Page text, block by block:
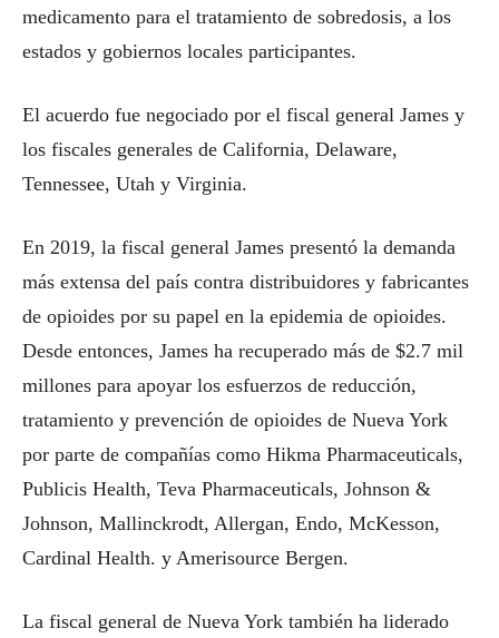
medicamento para el tratamiento de sobredosis, a los
estados y gobiernos locales participantes.
El acuerdo fue negociado por el fiscal general James y
los fiscales generales de California, Delaware,
Tennessee, Utah y Virginia.
En 2019, la fiscal general James presentó la demanda
más extensa del país contra distribuidores y fabricantes
de opioides por su papel en la epidemia de opioides.
Desde entonces, James ha recuperado más de $2.7 mil
millones para apoyar los esfuerzos de reducción,
tratamiento y prevención de opioides de Nueva York
por parte de compañías como Hikma Pharmaceuticals,
Publicis Health, Teva Pharmaceuticals, Johnson &
Johnson, Mallinckrodt, Allergan, Endo, McKesson,
Cardinal Health. y Amerisource Bergen.
La fiscal general de Nueva York también ha liderado